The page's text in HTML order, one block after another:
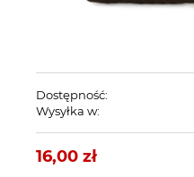
Dostępność:
Wysyłka w:
16,00 zł